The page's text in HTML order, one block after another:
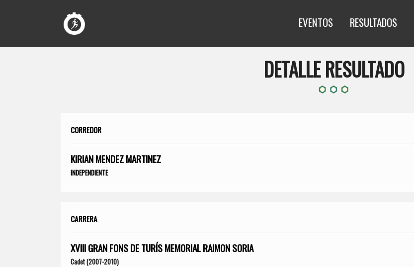
EVENTOS RESULTADOS
DETALLE RESULTADO
CORREDOR
KIRIAN MENDEZ MARTINEZ
INDEPENDIENTE
CARRERA
XVIII GRAN FONS DE TURÍS MEMORIAL RAIMON SORIA
Cadet (2007-2010)